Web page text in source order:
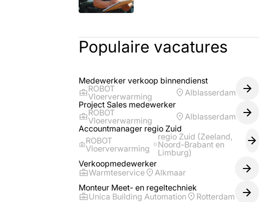
Populaire vacatures
Medewerker verkoop binnendienst
ROBOT
Vloerverwarming
Alblasserdam
Project Sales medewerker
ROBOT
Vloerverwarming
Alblasserdam
Accountmanager regio Zuid
ROBOT
Vloerverwarming
regio Zuid (Zeeland,
Noord-Brabant en
Limburg)
Verkoopmedewerker
Warmteservice
Alkmaar
Monteur Meet- en regeltechniek
Unica Building Automation
Rotterdam